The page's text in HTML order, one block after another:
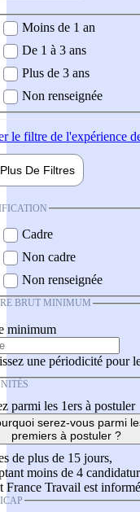
demandée
Moins de 1 an
De 1 à 3 ans
Plus de 3 ans
Non renseignée
le filtre de l'expérience
Plus De Filtres
Cadre
Non cadre
Non renseignée
BRUT MINIMUM
minimum
une périodicité pour
parmi les 1ers à postuler
serez-vous parmi
premiers à postuler ?
de plus de 15 jours,
moins de 4
France Travail est